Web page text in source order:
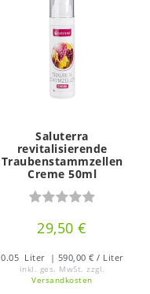
Saluterra
revitalisierende
Traubenstammzellen
Creme 50ml
29,50 €
0.05 Liter | 590,00 € / Liter
inkl. ges. MwSt. zzgl.
Versandkosten